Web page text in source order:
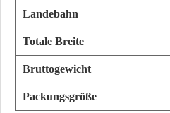
Landebahn
Totale Breite
Bruttogewicht
Packungsgröße